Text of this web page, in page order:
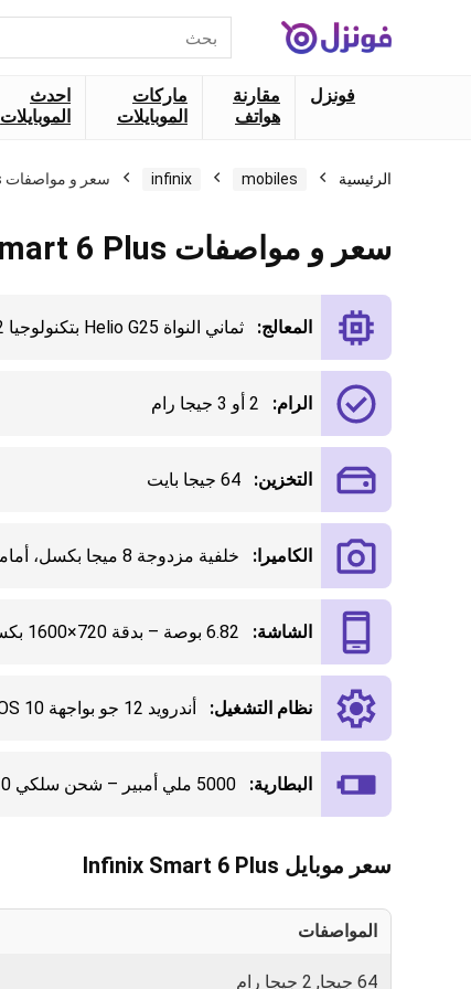
عن:
فونزل
مقارنة
هواتف
ماركات
الموبايلات
احدث
الموبايلات
الرئيسية mobiles
infinix سعر و مواصفات Infinix Smart 6 Plus
سعر و مواصفات Infinix Smart 6 Plus
المعالج: ثماني النواة Helio G25 بتكنولوجيا 12 نانو
الرام: 2 أو 3 جيجا رام
التخزين: 64 جيجا بايت
الكاميرا: خلفية مزدوجة 8 ميجا بكسل، أمامية 5 ميجا بكسل
الشاشة: 6.82 بوصة – بدقة 720×1600 بكسل
نظام التشغيل: أندرويد 12 جو بواجهة XOS 10
البطارية: 5000 ملي أمبير – شحن سلكي 10 واط
سعر موبايل Infinix Smart 6 Plus
المواصفات
64 جيجا, 2 جيجا رام